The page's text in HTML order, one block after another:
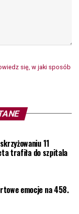
się, w jaki sposób
11
trafiła do szpitala
emocje na 458.